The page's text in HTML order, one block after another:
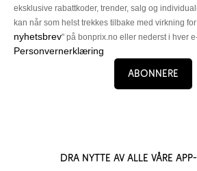
eksklusive rabattkoder, trender, salg og
kan når som helst trekkes tilbake med virkning
nyhetsbrev" på bonprix.no eller nederst i hver
Personvernerklæring
Abonnere
Dra nytte av alle våre